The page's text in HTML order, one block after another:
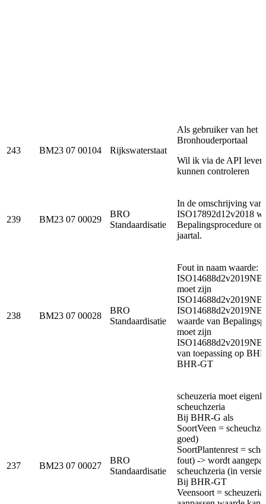
243 BM23 07 00104 Rijkswaterstaat
Als gebruiker van het
Bronhouderportaal
Wil ik via de API
kunnen controleren
239 BM23 07 00029
BRO
Standaardisatie
In de omschrijving van
ISO17892d12v2018
Bepalingsprocedure
jaartal.
238 BM23 07 00028
BRO
Standaardisatie
Fout in naam waarde:
moet zijn
waarde van
moet zijn
van toepassing op
BHR-GT
237 BM23 07 00027
BRO
Standaardisatie
scheuzeria moet
scheuchzeria
Bij BHR-G als
SoortVeen =
goed)
SoortPlantenrest =
fout) -> wordt
scheuchzeria (in versie
Bij BHR-GT
Veensoort =